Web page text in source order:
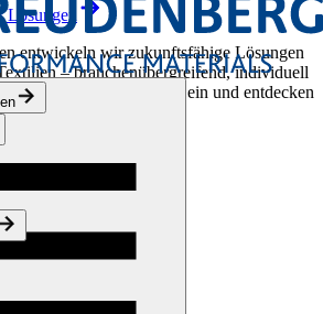
entwickeln wir zukunftsfähige Lösungen
– branchenübergreifend, individuell
Tiefe. Tauchen Sie ein und entdecken
Anwendungen.
& Schuhe